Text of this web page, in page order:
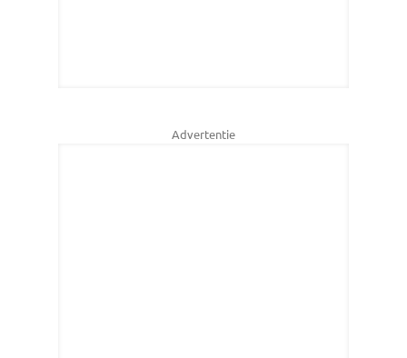
Advertentie